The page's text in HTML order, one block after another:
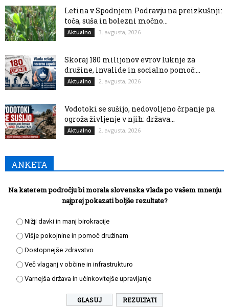
Letina v Spodnjem Podravju na preizkušnji:
toča, suša in bolezni močno...
Aktualno 3. avgusta, 2026
Skoraj 180 milijonov evrov luknje za
družine, invalide in socialno pomoč:...
Aktualno 2. avgusta, 2026
Vodotoki se sušijo, nedovoljeno črpanje pa
ogroža življenje v njih: država...
Aktualno 2. avgusta, 2026
ANKETA
Na katerem področju bi morala slovenska vlada po vašem mnenju
najprej pokazati boljše rezultate?
Nižji davki in manj birokracije
Višje pokojnine in pomoč družinam
Dostopnejše zdravstvo
Več vlaganj v občine in infrastrukturo
Varnejša država in učinkovitejše upravljanje
REZULTATI